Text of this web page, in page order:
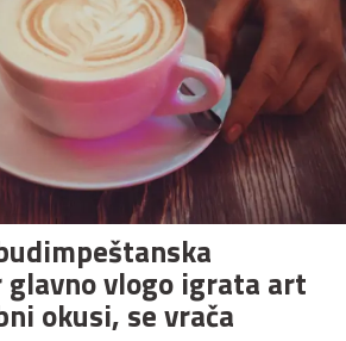
glavno vlogo igrata art
okusi, se vrača